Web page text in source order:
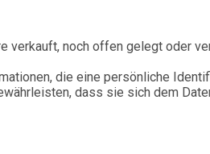
verkauft, noch offen gelegt oder
die eine persönliche
dass sie sich dem